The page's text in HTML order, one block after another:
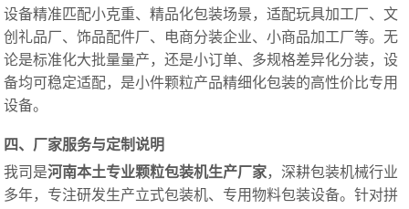
设备精准匹配小克重、精品化包装场景，适配玩具加工厂、文
创礼品厂、饰品配件厂、电商分装企业、小商品加工厂等。无
论是标准化大批量量产，还是小订单、多规格差异化分装，设
备均可稳定适配，是小件颗粒产品精细化包装的高性价比专用
设备。
四、厂家服务与定制说明
我司是河南本土专业颗粒包装机生产厂家，深耕包装机械行业
多年，专注研发生产立式包装机、专用物料包装设备。针对拼